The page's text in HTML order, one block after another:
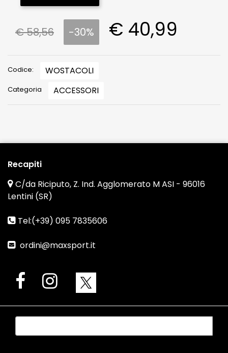
€ 58,56 -30% € 40,99
Codice: WOSTACOLI
Categoria ACCESSORI
Recapiti
C/da Riciputo, Z. Ind. Agglomerato M ASI - 96016
Lentini (SR)
Tel:(+39) 095 7835606
ordini@maxsport.it